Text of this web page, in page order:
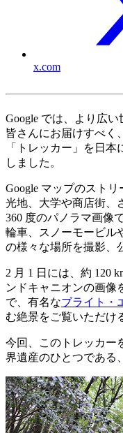
x.com
Google では、より広
皆さんにお届けすべく
「トレッカー」を日
しました。
Google マップのスト
光地、大学や商店街、
360 度のパノラマ画像
輪車、スノーモービル
の様々な場所を撮影、
2 月 1 日には、約 120
ンドキャニオンの画像
で、有名なブライト・
む絶景をご覧いただけ
今回、このトレッカー
界遺産のひとつである